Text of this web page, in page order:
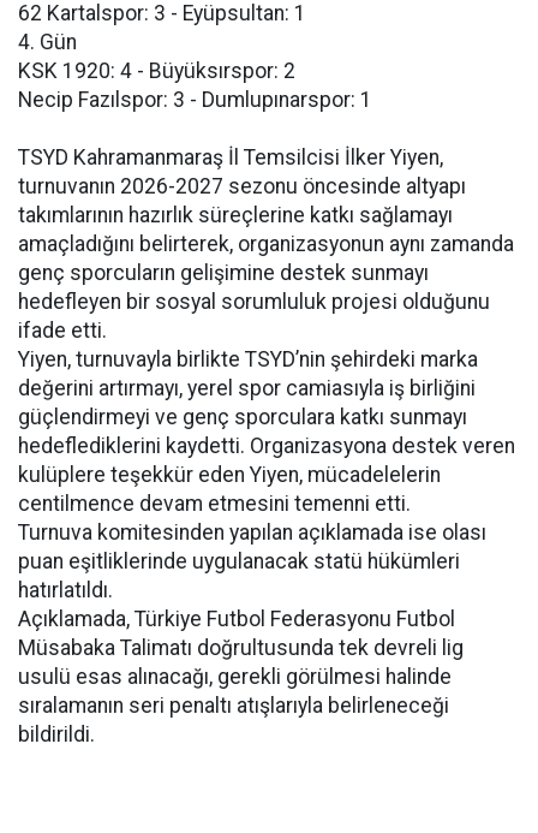
62 Kartalspor: 3 - Eyüpsultan: 1
4. Gün
KSK 1920: 4 - Büyüksırspor: 2
Necip Fazılspor: 3 - Dumlupınarspor: 1
TSYD Kahramanmaraş İl Temsilcisi İlker Yiyen,
turnuvanın 2026-2027 sezonu öncesinde altyapı
takımlarının hazırlık süreçlerine katkı sağlamayı
amaçladığını belirterek, organizasyonun aynı zamanda
genç sporcuların gelişimine destek sunmayı
hedefleyen bir sosyal sorumluluk projesi olduğunu
ifade etti.
Yiyen, turnuvayla birlikte TSYD’nin şehirdeki marka
değerini artırmayı, yerel spor camiasıyla iş birliğini
güçlendirmeyi ve genç sporculara katkı sunmayı
hedeflediklerini kaydetti. Organizasyona destek veren
kulüplere teşekkür eden Yiyen, mücadelelerin
centilmence devam etmesini temenni etti.
Turnuva komitesinden yapılan açıklamada ise olası
puan eşitliklerinde uygulanacak statü hükümleri
hatırlatıldı.
Açıklamada, Türkiye Futbol Federasyonu Futbol
Müsabaka Talimatı doğrultusunda tek devreli lig
usulü esas alınacağı, gerekli görülmesi halinde
sıralamanın seri penaltı atışlarıyla belirleneceği
bildirildi.